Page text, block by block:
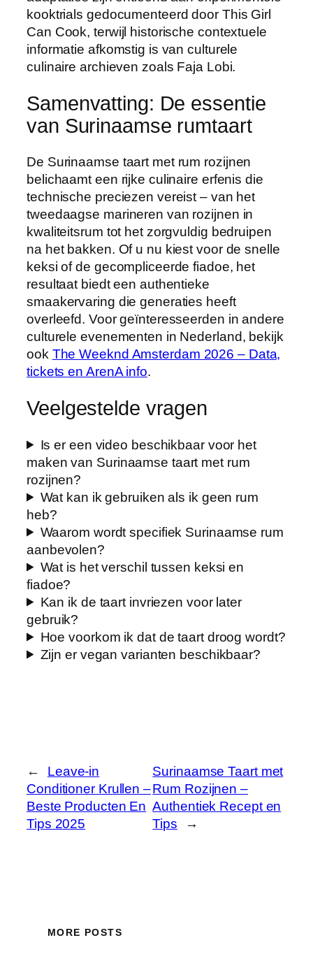
kooktrials gedocumenteerd door This Girl
Can Cook, terwijl historische contextuele
informatie afkomstig is van culturele
culinaire archieven zoals Faja Lobi.
Samenvatting: De essentie
van Surinaamse rumtaart
De Surinaamse taart met rum rozijnen
belichaamt een rijke culinaire erfenis die
technische preciezen vereist – van het
tweedaagse marineren van rozijnen in
kwaliteitsrum tot het zorgvuldig bedruipen
na het bakken. Of u nu kiest voor de snelle
keksi of de gecompliceerde fiadoe, het
resultaat biedt een authentieke
smaakervaring die generaties heeft
overleefd. Voor geïnteresseerden in andere
culturele evenementen in Nederland, bekijk
ook The Weeknd Amsterdam 2026 – Data,
tickets en ArenA info.
Veelgestelde vragen
Is er een video beschikbaar voor het
maken van Surinaamse taart met rum
rozijnen?
Wat kan ik gebruiken als ik geen rum
heb?
Waarom wordt specifiek Surinaamse rum
aanbevolen?
Wat is het verschil tussen keksi en
fiadoe?
Kan ik de taart invriezen voor later
gebruik?
Hoe voorkom ik dat de taart droog wordt?
Zijn er vegan varianten beschikbaar?
←
Leave-in
Conditioner Krullen –
Beste Producten En
Tips 2025
Surinaamse Taart met
Rum Rozijnen –
Authentiek Recept en
Tips
→
MORE POSTS